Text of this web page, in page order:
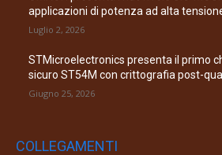
applicazioni di potenza ad alta
Luglio 2, 2026
STMicroelectronics presenta il primo
sicuro ST54M con crittografia post-
Giugno 25, 2026
COLLEGAMENTI